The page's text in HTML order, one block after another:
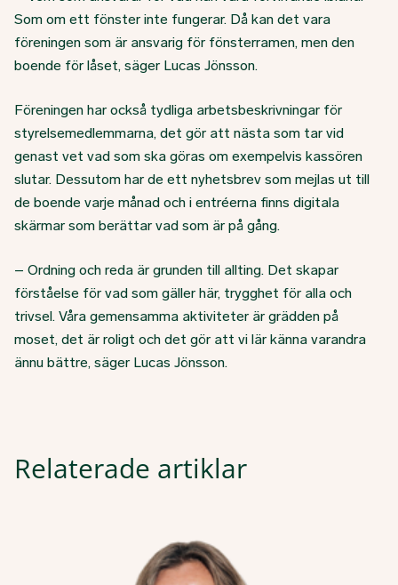
Som om ett fönster inte fungerar. Då kan det vara
föreningen som är ansvarig för fönsterramen, men den
boende för låset, säger Lucas Jönsson.
Föreningen har också tydliga arbetsbeskrivningar för
styrelsemedlemmarna, det gör att nästa som tar vid
genast vet vad som ska göras om exempelvis kassören
slutar. Dessutom har de ett nyhetsbrev som mejlas ut till
de boende varje månad och i entréerna finns digitala
skärmar som berättar vad som är på gång.
– Ordning och reda är grunden till allting. Det skapar
förståelse för vad som gäller här, trygghet för alla och
trivsel. Våra gemensamma aktiviteter är grädden på
moset, det är roligt och det gör att vi lär känna varandra
ännu bättre, säger Lucas Jönsson.
Relaterade artiklar